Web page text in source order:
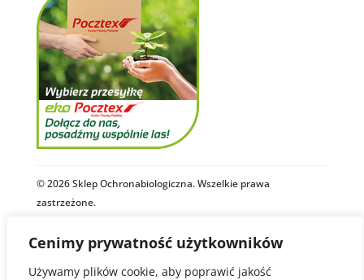
Cenimy prywatność użytkowników
Używamy plików cookie, aby poprawić jakość
© 2026 Sklep Ochronabiologiczna. Wszelkie prawa
zastrzeżone.
Polityka Prywatności Regulamin